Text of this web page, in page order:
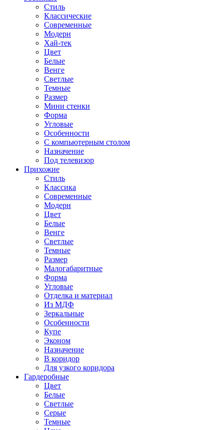
Стиль
Классические
Современные
Модерн
Хай-тек
Цвет
Белые
Венге
Светлые
Темные
Размер
Мини стенки
Форма
Угловые
Особенности
С компьютерным столом
Назначение
Под телевизор
Прихожие
Стиль
Классика
Современные
Модерн
Цвет
Белые
Венге
Светлые
Темные
Размер
Малогабаритные
Форма
Угловые
Отделка и материал
Из МДФ
Зеркальные
Особенности
Купе
Эконом
Назначение
В коридор
Для узкого коридора
Гардеробные
Цвет
Белые
Светлые
Серые
Темные